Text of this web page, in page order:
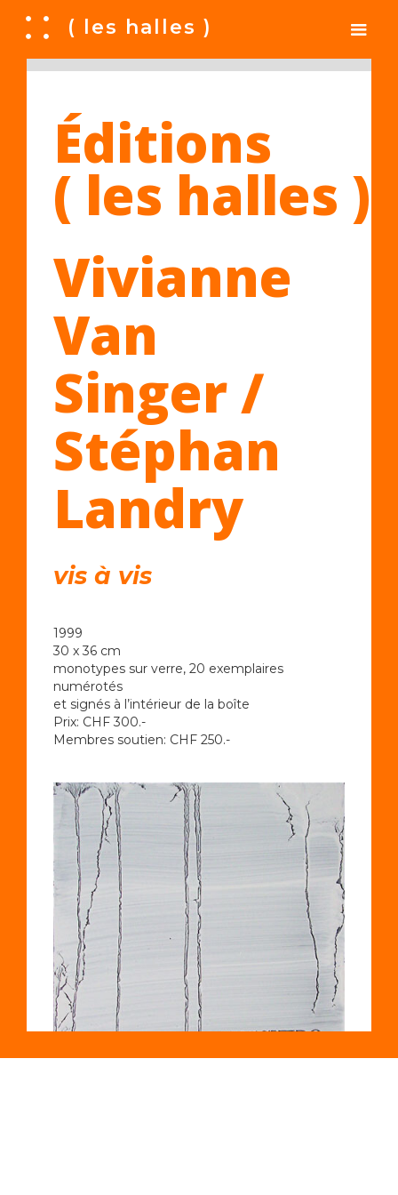
A ( les halles )
Éditions
( les halles )
Vivianne
Van
Singer /
Stéphan
Landry
vis à vis
1999
30 x 36 cm
monotypes sur verre, 20 exemplaires
numérotés
et signés à l’intérieur de la boîte
Prix: CHF 300.-
Membres soutien: CHF 250.-